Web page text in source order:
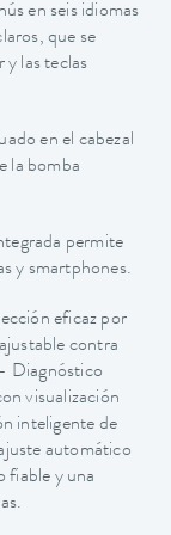
en seis idiomas
que se
las teclas
en el cabezal
la bomba
permite
y smartphones.
eficaz por
contra
Diagnóstico
visualización
inteligente de
automático
fiable y una